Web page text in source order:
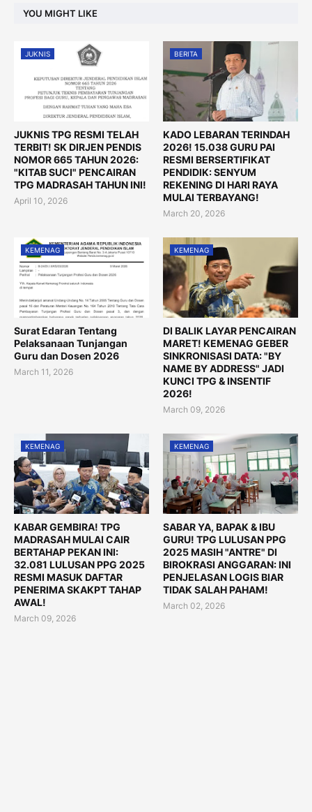
YOU MIGHT LIKE
JUKNIS
JUKNIS TPG RESMI TELAH
TERBIT! SK DIRJEN PENDIS
NOMOR 665 TAHUN 2026:
"KITAB SUCI" PENCAIRAN
TPG MADRASAH TAHUN INI!
April 10, 2026
BERITA
KADO LEBARAN TERINDAH
2026! 15.038 GURU PAI
RESMI BERSERTIFIKAT
PENDIDIK: SENYUM
REKENING DI HARI RAYA
MULAI TERBAYANG!
March 20, 2026
KEMENAG
Surat Edaran Tentang
Pelaksanaan Tunjangan
Guru dan Dosen 2026
March 11, 2026
KEMENAG
DI BALIK LAYAR PENCAIRAN
MARET! KEMENAG GEBER
SINKRONISASI DATA: "BY
NAME BY ADDRESS" JADI
KUNCI TPG & INSENTIF
2026!
March 09, 2026
KEMENAG
KABAR GEMBIRA! TPG
MADRASAH MULAI CAIR
BERTAHAP PEKAN INI:
32.081 LULUSAN PPG 2025
RESMI MASUK DAFTAR
PENERIMA SKAKPT TAHAP
AWAL!
March 09, 2026
KEMENAG
SABAR YA, BAPAK & IBU
GURU! TPG LULUSAN PPG
2025 MASIH "ANTRE" DI
BIROKRASI ANGGARAN: INI
PENJELASAN LOGIS BIAR
TIDAK SALAH PAHAM!
March 02, 2026